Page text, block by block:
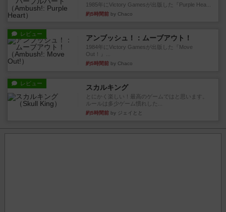
1985年にVictory Gamesが出版した『Purple Hea...
約5時間前 by Chaco
レビュー アンブッシュ！：ムーブアウト！
1984年にVictory Gamesが出版した『Move
Out！』...
約5時間前 by Chaco
レビュー スカルキング
とにかく楽しい！最高のゲームではと思います。
ルールは多少ゲーム慣れした...
約5時間前 by ジェイとと